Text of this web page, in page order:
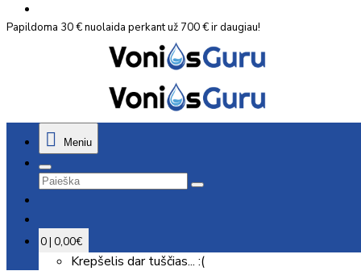
Papildoma 30 € nuolaida perkant už 700 € ir daugiau!
Meniu
0 | 0,00€
Krepšelis dar tuščias... :(